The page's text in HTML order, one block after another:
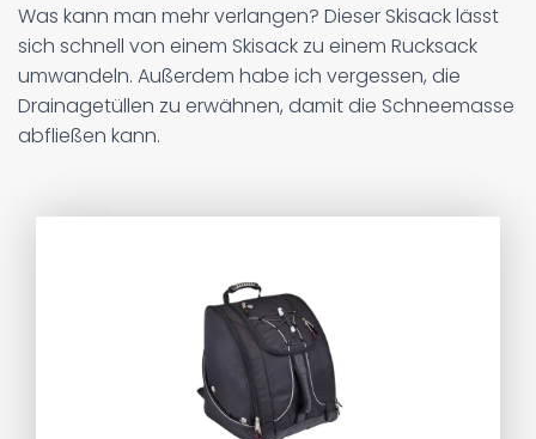
Was kann man mehr verlangen? Dieser Skisack lässt
sich schnell von einem Skisack zu einem Rucksack
umwandeln. Außerdem habe ich vergessen, die
Drainagetüllen zu erwähnen, damit die Schneemasse
abfließen kann.